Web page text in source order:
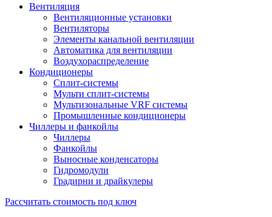
Вентиляция
Вентиляционные установки
Вентиляторы
Элементы канальной вентиляции
Автоматика для вентиляции
Воздухораспределение
Кондиционеры
Сплит-системы
Мульти сплит-системы
Мультизональные VRF системы
Промышленные кондиционеры
Чиллеры и фанкойлы
Чиллеры
Фанкойлы
Выносные конденсаторы
Гидромодули
Градирни и драйкулеры
Рассчитать стоимость под ключ